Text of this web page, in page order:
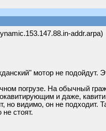
addr.arpa)
мотор не подойдут.
погрузе. На обычный
и даже,
но видимо, он не подходит.
не стоят.